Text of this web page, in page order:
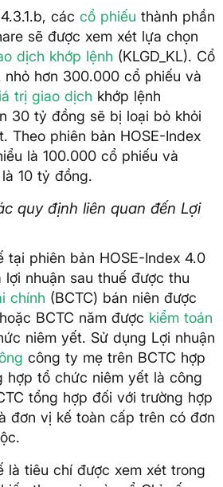
các cổ phiếu thành phần
sẽ được xem xét lựa chọn
dịch khớp lệnh (KLGD_KL). Cổ
nhỏ hơn 300.000 cổ phiếu và
trị giao dịch khớp lệnh
30 tỷ đồng sẽ bị loại bỏ khỏi
Theo phiên bản HOSE-Index
là 100.000 cổ phiếu và
là 10 tỷ đồng.
quy định liên quan đến Lợi
tại phiên bản HOSE-Index 4.0
nhuận sau thuế được thu
chính (BCTC) bán niên được
BCTC năm được kiểm toán
niêm yết. Sử dụng Lợi nhuận
công ty mẹ trên BCTC hợp
hợp tổ chức niêm yết là công
tổng hợp đối với trường hợp
đơn vị kế toàn cấp trên có đơn
là tiêu chí được xem xét trong